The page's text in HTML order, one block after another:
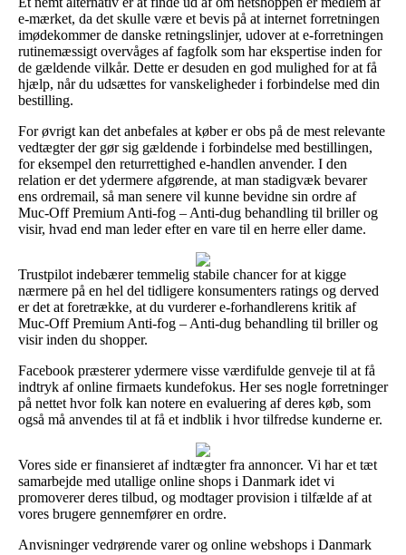
e-mærket, da det skulle være et bevis på at internet forretningen
imødekommer de danske retningslinjer, udover at e-forretningen
rutinemæssigt overvåges af fagfolk som har ekspertise inden for
de gældende vilkår. Dette er desuden en god mulighed for at få
hjælp, når du udsættes for vanskeligheder i forbindelse med din
bestilling.
For øvrigt kan det anbefales at køber er obs på de mest relevante
vedtægter der gør sig gældende i forbindelse med bestillingen,
for eksempel den returrettighed e-handlen anvender. I den
relation er det ydermere afgørende, at man stadigvæk bevarer
ens ordremail, så man senere vil kunne bevidne sin ordre af
Muc-Off Premium Anti-fog – Anti-dug behandling til briller og
visir, hvad end man leder efter en vare til en herre eller dame.
Trustpilot indebærer temmelig stabile chancer for at kigge
nærmere på en hel del tidligere konsumenters ratings og derved
er det at foretrække, at du vurderer e-forhandlerens kritik af
Muc-Off Premium Anti-fog – Anti-dug behandling til briller og
visir inden du shopper.
Facebook præsterer ydermere visse værdifulde genveje til at få
indtryk af online firmaets kundefokus. Her ses nogle forretninger
på nettet hvor folk kan notere en evaluering af deres køb, som
også må anvendes til at få et indblik i hvor tilfredse kunderne er.
Vores side er finansieret af indtægter fra annoncer. Vi har et tæt
samarbejde med utallige online shops i Danmark idet vi
promoverer deres tilbud, og modtager provision i tilfælde af at
vores brugere gennemfører en ordre.
Anvisninger vedrørende varer og online webshops i Danmark